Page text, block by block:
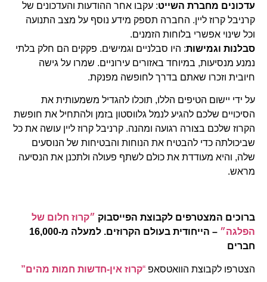
עדכונים מחברת השייט: עקבו אחר ההודעות והעדכונים של
קרניבל קרוז ליין. החברה תספק מידע נוסף על מצב התנועה
וכל שינוי אפשרי בלוחות הזמנים.
סבלנות וגמישות: היו סבלניים וגמישים. פקקים הם חלק בלתי
נמנע מנסיעות, במיוחד באזורים עירוניים. שמרו על גישה
חיובית וזכרו שאתם בדרך לחופשה מפנקת.
על ידי יישום הטיפים הללו, תוכלו להגדיל משמעותית את
הסיכויים שלכם להגיע לנמל גלווסטון בזמן ולהתחיל את חופשת
הקרוז שלכם בצורה רגועה ומהנה. קרניבל קרוז ליין עושה את כל
שביכולתה כדי להבטיח את הנוחות והבטיחות של הנוסעים
שלה, והיא מעודדת את כולם לשתף פעולה ולתכנן את הנסיעה
מראש.
ברוכים המצטרפים לקבוצת הפייסבוק ״קרוז חלום של
הפלגה״
– הייחודית בעולם הקרוזים. למעלה מ-16,000
חברים
הצטרפו לקבוצת הוואטסאפ “קרוז אין-חדשות חמות מהים”